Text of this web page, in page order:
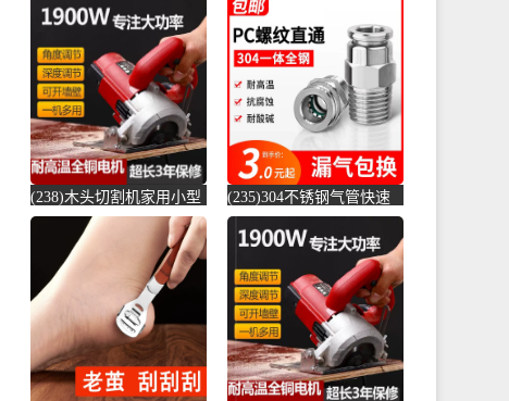
锈-螺纹钢(俊拓五金旗舰
泥砖泡沫砖-水泥切割机
(贞美旗舰店仅售390元)
(238)木头切割机家用小型
切水泥地面金属钢材机两
用新款切槽-水泥切割机
(simtone旗舰店仅售122.65
元)
(235)304不锈钢气管快速
接头快插气动快接螺纹高
压气嘴直-螺纹钢(卓成五